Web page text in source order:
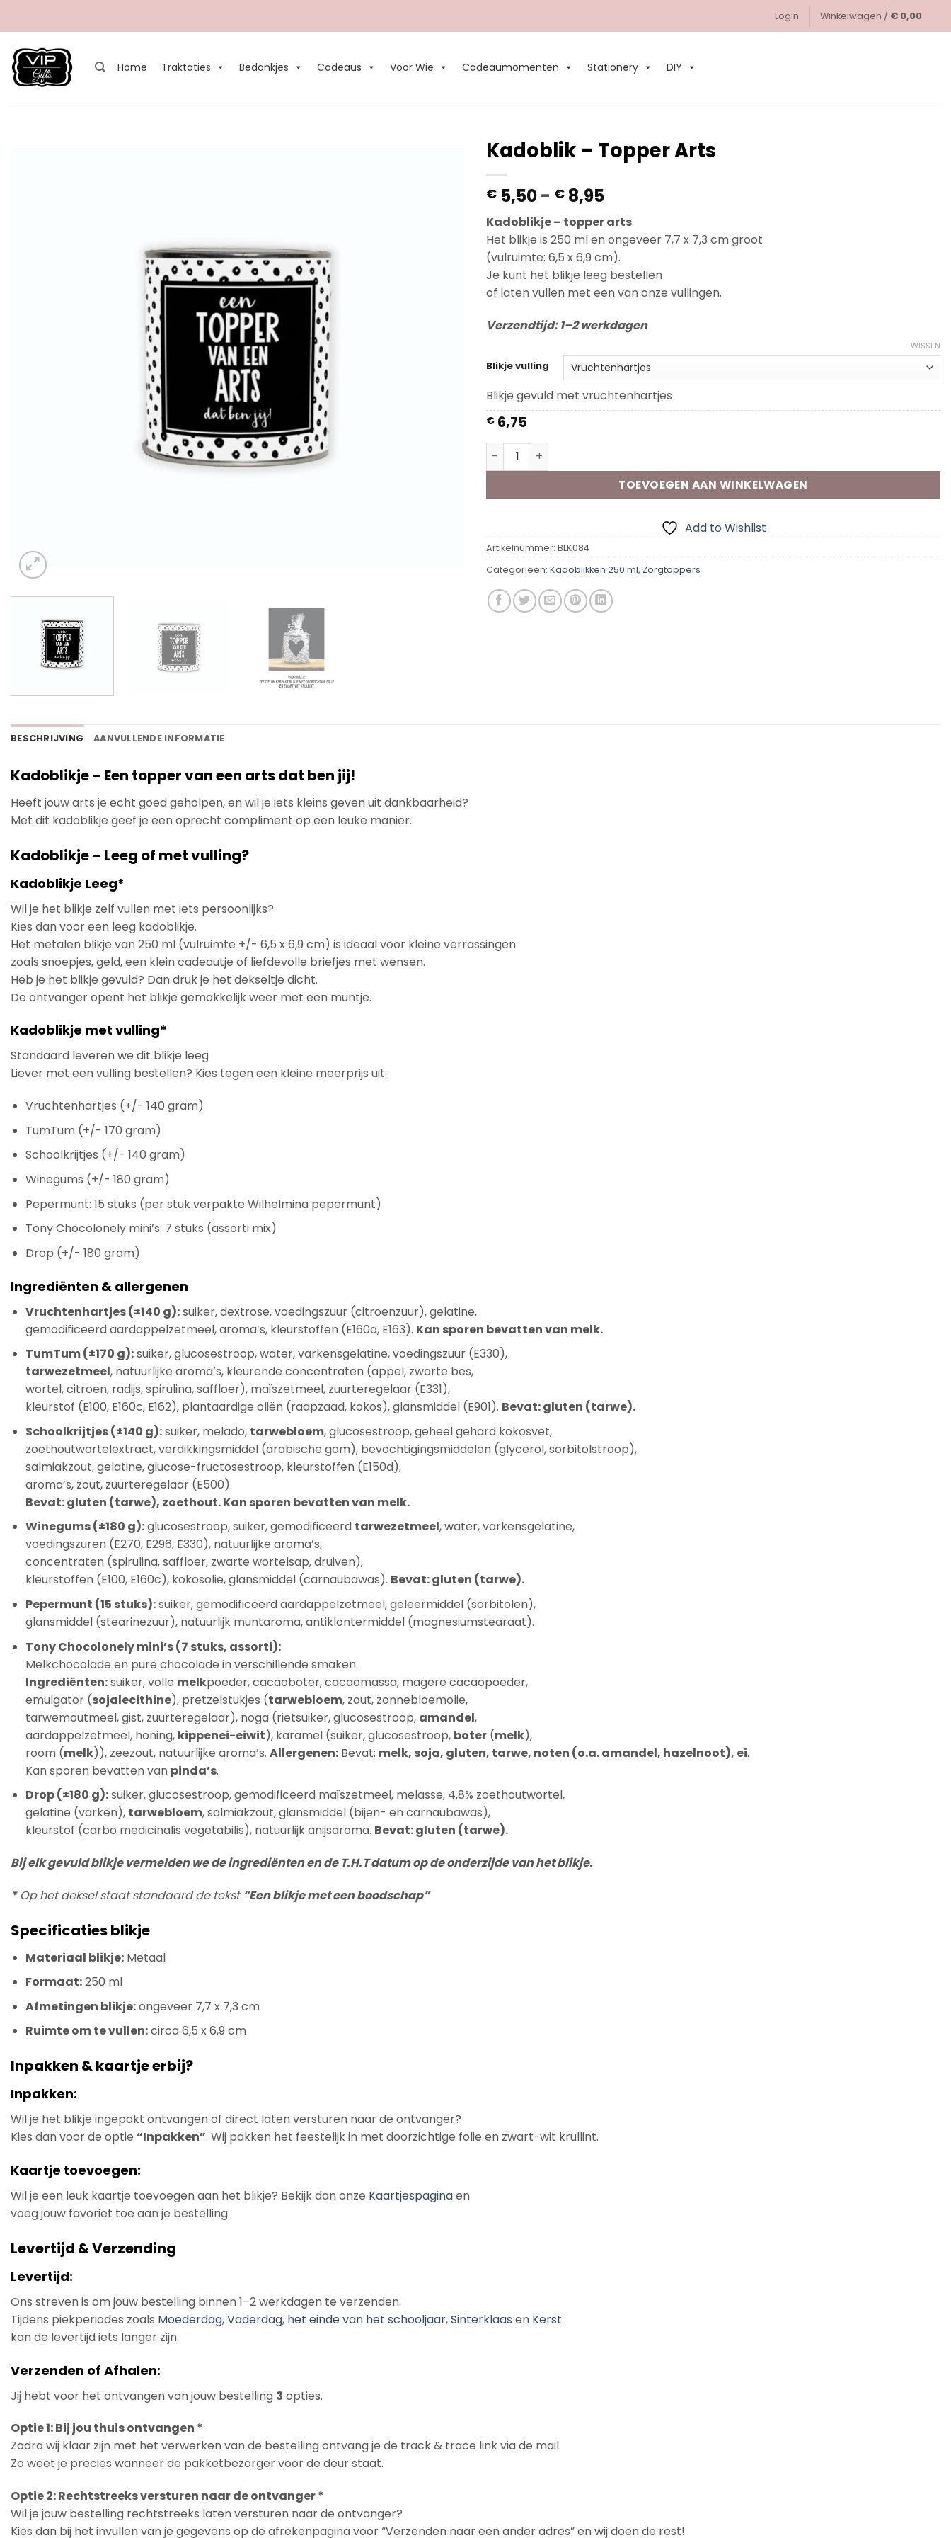
Login Winkelwagen / € 0,00
Home Traktaties Bedankjes Cadeaus Voor Wie Cadeaumomenten Stationery DIY
Kadoblik – Topper Arts
€ 5,50- € 8,95Prijsklasse:
€ 5,50
tot
€ 8,95
Kadoblikje – topper arts
Het blikje is 250 ml en ongeveer 7,7 x 7,3 cm groot
(vulruimte: 6,5 x 6,9 cm).
Je kunt het blikje leeg bestellen
of laten vullen met een van onze vullingen.
Verzendtijd: 1–2 werkdagen
Blikje vulling
WISSEN
Blikje gevuld met vruchtenhartjes
€ 6,75
Kadoblik - Topper Arts aantal
TOEVOEGEN AAN WINKELWAGEN
Add to Wishlist
Artikelnummer: BLK084
Categorieën: Kadoblikken 250 ml, Zorgtoppers
BESCHRIJVING AANVULLENDE INFORMATIE
Kadoblikje – Een topper van een arts dat ben jij!
Heeft jouw arts je echt goed geholpen, en wil je iets kleins geven uit dankbaarheid?
Met dit kadoblikje geef je een oprecht compliment op een leuke manier.
Kadoblikje – Leeg of met vulling?
Kadoblikje Leeg*
Wil je het blikje zelf vullen met iets persoonlijks?
Kies dan voor een leeg kadoblikje.
Het metalen blikje van 250 ml (vulruimte +/- 6,5 x 6,9 cm) is ideaal voor kleine verrassingen
zoals snoepjes, geld, een klein cadeautje of liefdevolle briefjes met wensen.
Heb je het blikje gevuld? Dan druk je het dekseltje dicht.
De ontvanger opent het blikje gemakkelijk weer met een muntje.
Kadoblikje met vulling*
Standaard leveren we dit blikje leeg
Liever met een vulling bestellen? Kies tegen een kleine meerprijs uit:
Vruchtenhartjes (+/- 140 gram)
TumTum (+/- 170 gram)
Schoolkrijtjes (+/- 140 gram)
Winegums (+/- 180 gram)
Pepermunt: 15 stuks (per stuk verpakte Wilhelmina pepermunt)
Tony Chocolonely mini’s: 7 stuks (assorti mix)
Drop (+/- 180 gram)
Ingrediënten & allergenen
Vruchtenhartjes (±140 g):suiker, dextrose, voedingszuur (citroenzuur), gelatine,
gemodificeerd aardappelzetmeel, aroma’s, kleurstoffen (E160a, E163). Kan sporen bevatten van melk.
TumTum (±170 g):suiker, glucosestroop, water, varkensgelatine, voedingszuur (E330),
tarwezetmeel, natuurlijke aroma’s, kleurende concentraten (appel, zwarte bes,
wortel, citroen, radijs, spirulina, saffloer), maïszetmeel, zuurteregelaar (E331),
kleurstof (E100, E160c, E162), plantaardige oliën (raapzaad, kokos), glansmiddel (E901). Bevat: gluten (tarwe).
Schoolkrijtjes (±140 g):suiker, melado, tarwebloem, glucosestroop, geheel gehard kokosvet,
zoethoutwortelextract, verdikkingsmiddel (arabische gom), bevochtigingsmiddelen (glycerol, sorbitolstroop),
salmiakzout, gelatine, glucose-fructosestroop, kleurstoffen (E150d),
aroma’s, zout, zuurteregelaar (E500).
Bevat: gluten (tarwe), zoethout. Kan sporen bevatten van melk.
Winegums (±180 g):glucosestroop, suiker, gemodificeerd tarwezetmeel, water, varkensgelatine,
voedingszuren (E270, E296, E330), natuurlijke aroma’s,
concentraten (spirulina, saffloer, zwarte wortelsap, druiven),
kleurstoffen (E100, E160c), kokosolie, glansmiddel (carnaubawas). Bevat: gluten (tarwe).
Pepermunt (15 stuks):suiker, gemodificeerd aardappelzetmeel, geleermiddel (sorbitolen),
glansmiddel (stearinezuur), natuurlijk muntaroma, antiklontermiddel (magnesiumstearaat).
Tony Chocolonely mini’s (7 stuks, assorti):
Melkchocolade en pure chocolade in verschillende smaken.
Ingrediënten:suiker, volle melkpoeder, cacaoboter, cacaomassa, magere cacaopoeder,
emulgator (sojalecithine), pretzelstukjes (tarwebloem, zout, zonnebloemolie,
tarwemoutmeel, gist, zuurteregelaar), noga (rietsuiker, glucosestroop, amandel,
aardappelzetmeel, honing, kippenei-eiwit), karamel (suiker, glucosestroop, boter(melk),
room (melk)), zeezout, natuurlijke aroma’s. Allergenen:Bevat: melk, soja, gluten, tarwe, noten (o.a. amandel, hazelnoot), ei.
Kan sporen bevatten van pinda’s.
Drop (±180 g):suiker, glucosestroop, gemodificeerd maïszetmeel, melasse, 4,8% zoethoutwortel,
gelatine (varken), tarwebloem, salmiakzout, glansmiddel (bijen- en carnaubawas),
kleurstof (carbo medicinalis vegetabilis), natuurlijk anijsaroma. Bevat: gluten (tarwe).
Bij elk gevuld blikje vermelden we de ingrediënten en de T.H.T datum op de onderzijde van het blikje.
*Op het deksel staat standaard de tekst“Een blikje met een boodschap”
Specificaties blikje
Materiaal blikje:Metaal
Formaat:250 ml
Afmetingen blikje:ongeveer 7,7 x 7,3 cm
Ruimte om te vullen:circa 6,5 x 6,9 cm
Inpakken & kaartje erbij?
Inpakken:
Wil je het blikje ingepakt ontvangen of direct laten versturen naar de ontvanger?
Kies dan voor de optie “Inpakken”. Wij pakken het feestelijk in met doorzichtige folie en zwart-wit krullint.
Kaartje toevoegen:
Wil je een leuk kaartje toevoegen aan het blikje? Bekijk dan onze Kaartjespaginaen
voeg jouw favoriet toe aan je bestelling.
Levertijd & Verzending
Levertijd:
Ons streven is om jouw bestelling binnen 1–2 werkdagen te verzenden.
Tijdens piekperiodes zoals Moederdag,Vaderdag, het einde van het schooljaar,Sinterklaas en Kerst
kan de levertijd iets langer zijn.
Verzenden of Afhalen:
Jij hebt voor het ontvangen van jouw bestelling 3 opties.
Optie 1: Bij jou thuis ontvangen *
Zodra wij klaar zijn met het verwerken van de bestelling ontvang je de track & trace link via de mail.
Zo weet je precies wanneer de pakketbezorger voor de deur staat.
Optie 2: Rechtstreeks versturen naar de ontvanger *
Wil je jouw bestelling rechtstreeks laten versturen naar de ontvanger?
Kies dan bij het invullen van je gegevens op de afrekenpagina voor “Verzenden naar een ander adres” en wij doen de rest!